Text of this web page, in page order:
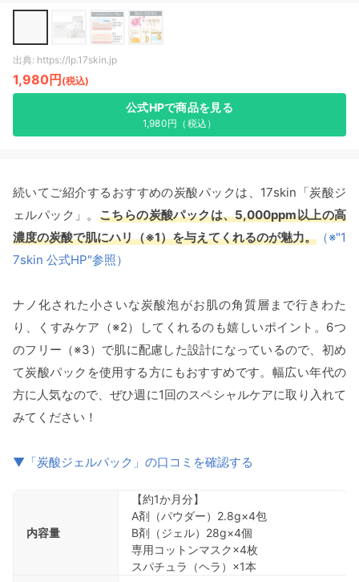
出典: https://lp.17skin.jp
1,980円 (税込)
公式HPで商品を見る
1,980円（税込）
続いてご紹介するおすすめの炭酸パックは、17skin「炭酸ジ
ェルパック」。 こちらの炭酸パックは、5,000ppm以上の高
濃度の炭酸で肌にハリ（※1）を与えてくれるのが魅力。 （※"1
7skin 公式HP"参照）
ナノ化された小さいな炭酸泡がお肌の角質層まで行きわた
り、くすみケア（※2）してくれるのも嬉しいポイント。6つ
のフリー（※3）で肌に配慮した設計になっているので、初め
て炭酸パックを使用する方にもおすすめです。幅広い年代の
方に人気なので、ぜひ週に1回のスペシャルケアに取り入れて
みてください！
▼「炭酸ジェルパック」の口コミを確認する
内容量
【約1か月分】
A剤（パウダー）2.8g×4包
B剤（ジェル）28g×4個
専用コットンマスク×4枚
スパチュラ（ヘラ）×1本